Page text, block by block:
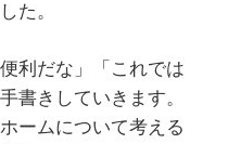
た。
利だな」「これでは
書きしていきます。
ームについて考える